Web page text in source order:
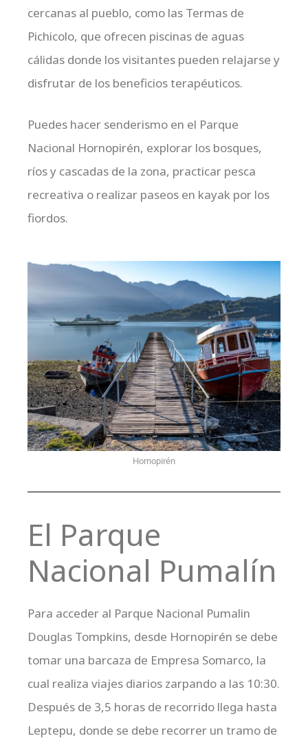
cercanas al pueblo, como las Termas de
Pichicolo, que ofrecen piscinas de aguas
cálidas donde los visitantes pueden relajarse y
disfrutar de los beneficios terapéuticos.
Puedes hacer senderismo en el Parque
Nacional Hornopirén, explorar los bosques,
ríos y cascadas de la zona, practicar pesca
recreativa o realizar paseos en kayak por los
fiordos.
Hornopirén
El Parque
Nacional Pumalín
Para acceder al Parque Nacional Pumalin
Douglas Tompkins, desde Hornopirén se debe
tomar una barcaza de Empresa Somarco, la
cual realiza viajes diarios zarpando a las 10:30.
Después de 3,5 horas de recorrido llega hasta
Leptepu, donde se debe recorrer un tramo de